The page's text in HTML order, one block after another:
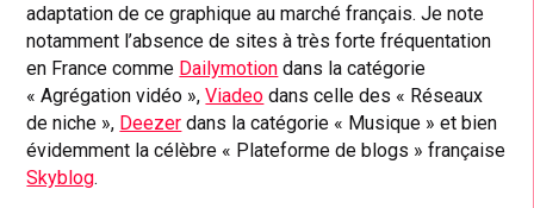
adaptation de ce graphique au marché français. Je note
notamment l’absence de sites à très forte fréquentation
en France comme Dailymotion dans la catégorie
« Agrégation vidéo »,Viadeo dans celle des « Réseaux
de niche », Deezer dans la catégorie « Musique » et bien
évidemment la célèbre « Plateforme de blogs » française
Skyblog.